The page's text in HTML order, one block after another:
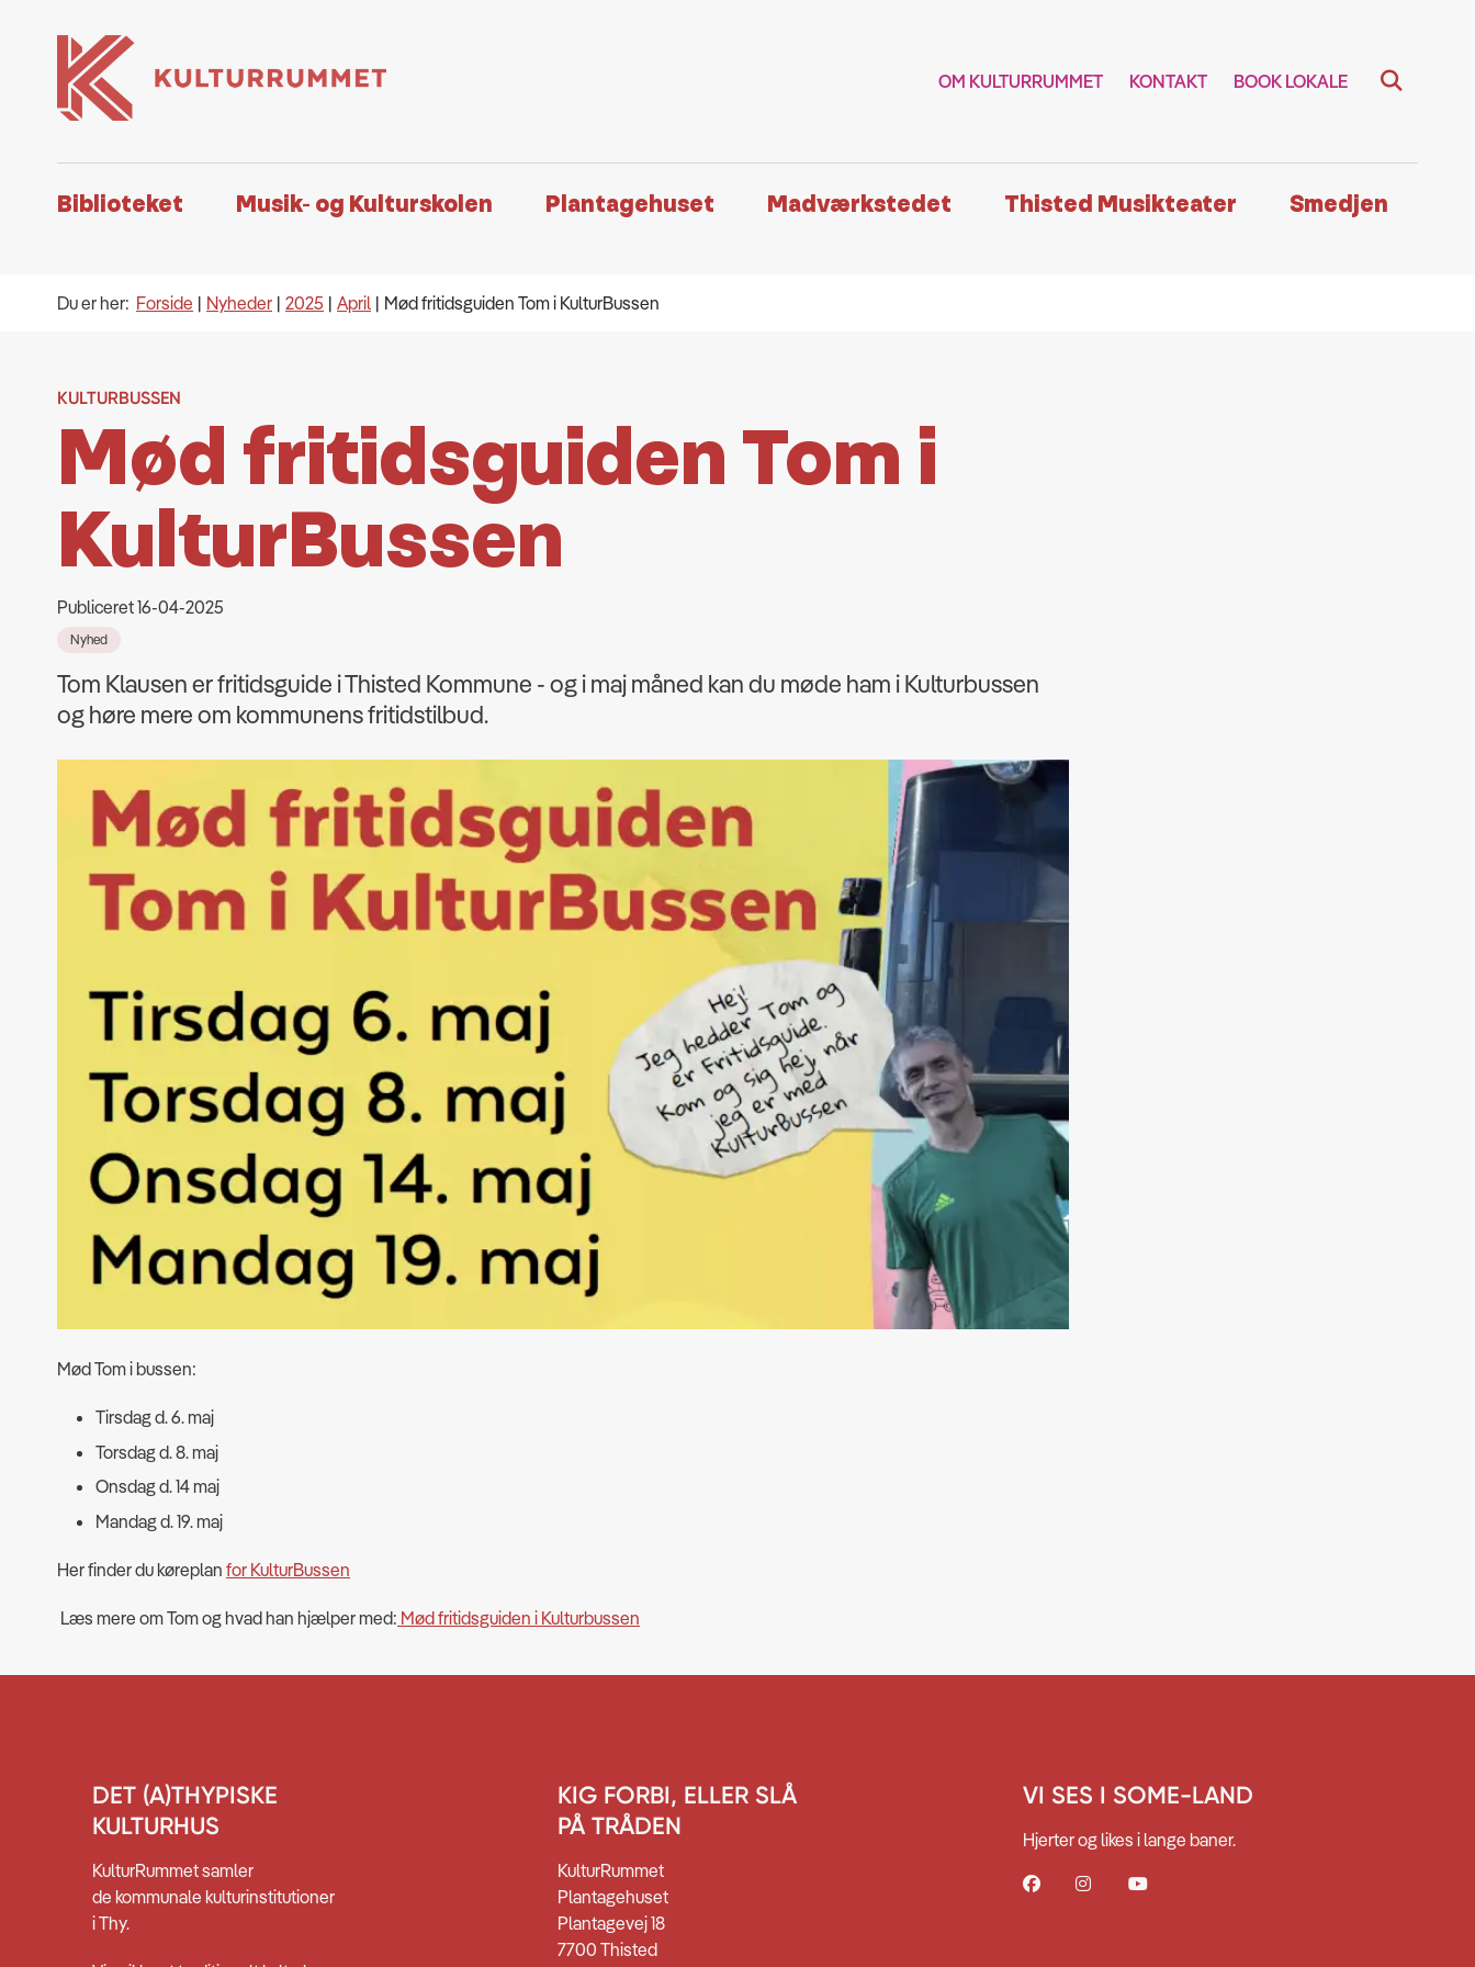
OM KULTURRUMMET KONTAKT BOOK LOKALE
Biblioteket Musik- og Kulturskolen Plantagehuset Madværkstedet Thisted Musikteater Smedjen
Du er her: Forside Nyheder 2025 April Mød fritidsguiden Tom i KulturBussen
KULTURBUSSEN
Mød fritidsguiden Tom i
KulturBussen
Publiceret 16-04-2025
Nyhed
Tom Klausen er fritidsguide i Thisted Kommune - og i maj måned kan du møde ham i Kulturbussen
og høre mere om kommunens fritidstilbud.
Mød Tom i bussen:
Tirsdag d. 6. maj
Torsdag d. 8. maj
Onsdag d. 14 maj
Mandag d. 19. maj
Her finder du køreplan for KulturBussen
Læs mere om Tom og hvad han hjælper med: Mød fritidsguiden i Kulturbussen
DET (A)THYPISKE
KULTURHUS
KulturRummet samler
de kommunale kulturinstitutioner
i Thy.
KIG FORBI, ELLER SLÅ
PÅ TRÅDEN
KulturRummet
Plantagehuset
Plantagevej 18
7700 Thisted
VI SES I SOME-LAND
Hjerter og likes i lange baner.